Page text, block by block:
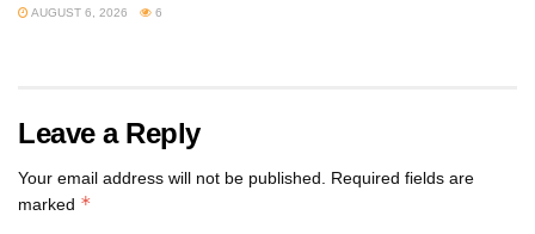
AUGUST 6, 2026 6
Leave a Reply
Your email address will not be published.
Required fields are
marked *